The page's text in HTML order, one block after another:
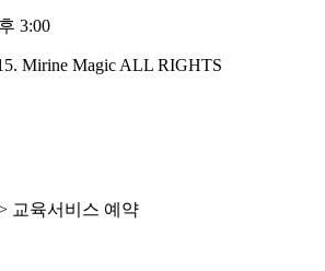
3:00
Mirine Magic ALL RIGHTS
교육서비스 예약